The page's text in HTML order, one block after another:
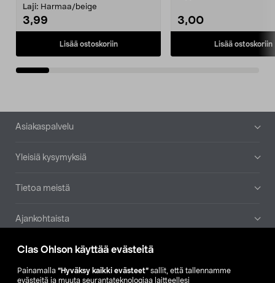
Clas Ohlson käyttää evästeitä
Painamalla ”Hyväksy kaikki evästeet” sallit, että tallennamme
evästeitä ja muuta seurantateknologiaa laitteellesi
Laji: Harmaa/beige
3,99
Lisää ostoskoriin
3,00
Lisää ostoskoriin
Alatunniste
Asiakaspalvelu
Yleisiä kysymyksiä
Tietoa meistä
Ajankohtaista
Muut yrityksemme
Etsi myymälä